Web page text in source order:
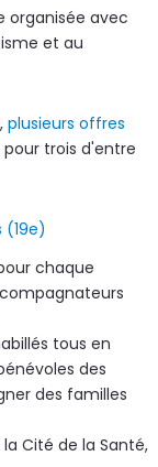
organisée avec
et au
, plusieurs offres
pour trois d'entre
chaque
tous en
des
des familles
la Cité de la Santé,